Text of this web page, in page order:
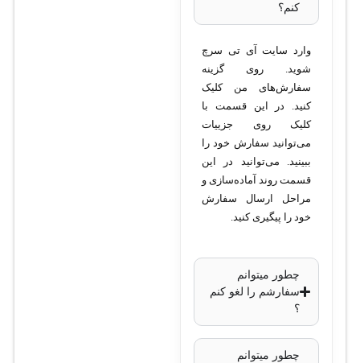
کنم؟
وارد سایت آی تی سرچ
شوید. روی گزینه
سفارش‌های من کلیک
کنید. در این قسمت با
کلیک روی جزییات
می‌توانید سفارش خود را
ببینید. می‌توانید در این
قسمت روند آماده‌سازی و
مراحل ارسال سفارش
خود را پیگیری کنید.
چطور میتوانم
سفارشم را لغو کنم
؟
چطور میتوانم